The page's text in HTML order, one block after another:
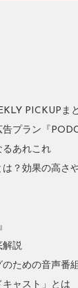
PICKUPまと
プラン『
るあれこれ
？効果の高さ
解説
ための音声番
ャスト」とは